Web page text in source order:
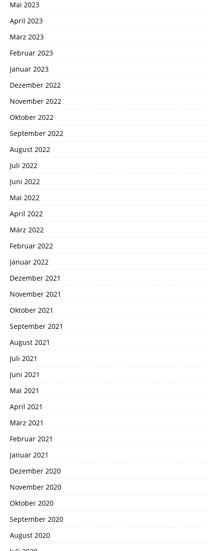
Mai 2023
April 2023
März 2023
Februar 2023
Januar 2023
Dezember 2022
November 2022
Oktober 2022
September 2022
August 2022
Juli 2022
Juni 2022
Mai 2022
April 2022
März 2022
Februar 2022
Januar 2022
Dezember 2021
November 2021
Oktober 2021
September 2021
August 2021
Juli 2021
Juni 2021
Mai 2021
April 2021
März 2021
Februar 2021
Januar 2021
Dezember 2020
November 2020
Oktober 2020
September 2020
August 2020